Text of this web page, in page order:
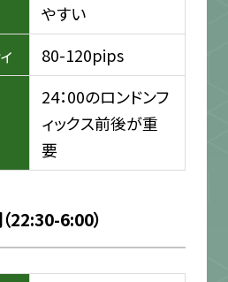
やすい
80-120pips
24：00のロンドンフ
ィックス前後が重
要
22:30-6:00）